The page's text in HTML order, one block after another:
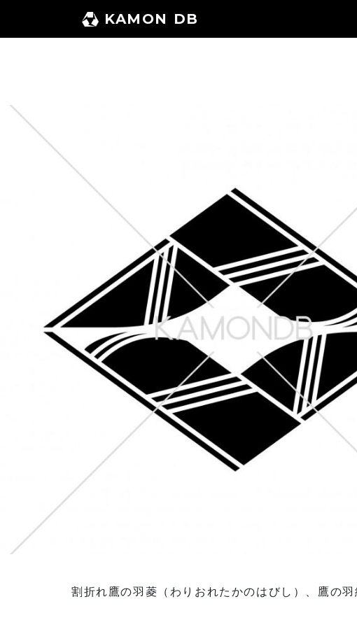
へ
KAMON DB
割折れ鷹の羽菱（わりおれたかのはびし）、鷹の羽